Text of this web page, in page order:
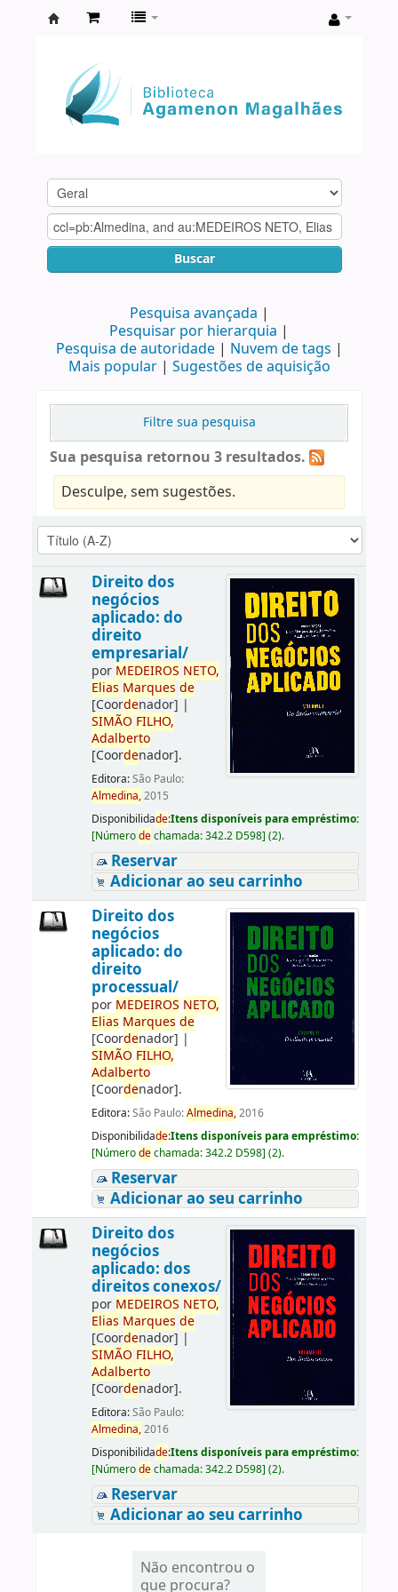
Agamenon
Magalhães
Buscar
Pesquisa avançada
Pesquisar por hierarquia
Pesquisa de autoridade
Nuvem de tags
Mais popular
Sugestões de aquisição
Filtre sua pesquisa
Sua pesquisa retornou 3 resultados.
Desculpe, sem sugestões.
Direito dos
negócios
aplicado: do
direito
empresarial/
por MEDEIROS NETO,
Elias Marques de
[Coordenador] |
SIMÃO FILHO,
Adalberto
[Coordenador].
Editora:São Paulo:
Almedina,2015
Disponibilidade:Itens disponíveis para empréstimo:
[Númerodechamada:342.2 D598] (2).
Reservar
Adicionar ao seu carrinho
Direito dos
negócios
aplicado: do
direito
processual/
por MEDEIROS NETO,
Elias Marques de
[Coordenador] |
SIMÃO FILHO,
Adalberto
[Coordenador].
Editora:São Paulo:Almedina,2016
Disponibilidade:Itens disponíveis para empréstimo:
[Númerodechamada:342.2 D598] (2).
Reservar
Adicionar ao seu carrinho
Direito dos
negócios
aplicado: dos
direitos conexos/
por MEDEIROS NETO,
Elias Marques de
[Coordenador] |
SIMÃO FILHO,
Adalberto
[Coordenador].
Editora:São Paulo:
Almedina,2016
Disponibilidade:Itens disponíveis para empréstimo:
[Númerodechamada:342.2 D598] (2).
Reservar
Adicionar ao seu carrinho
Não encontrou o
que procura?